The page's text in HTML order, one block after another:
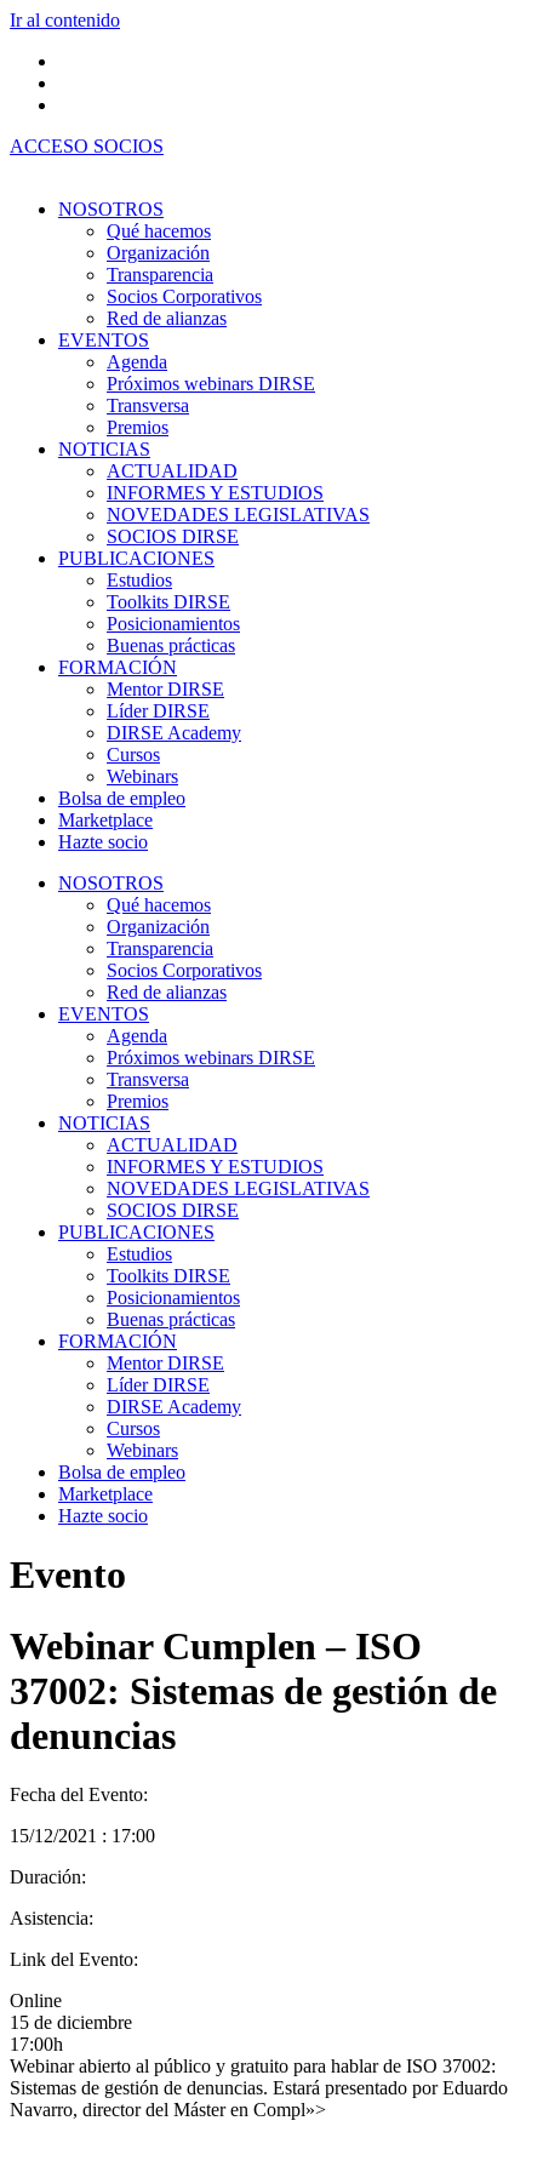
Ir al contenido
ACCESO SOCIOS
NOSOTROS
Qué hacemos
Organización
Transparencia
Socios Corporativos
Red de alianzas
EVENTOS
Agenda
Próximos webinars DIRSE
Transversa
Premios
NOTICIAS
ACTUALIDAD
INFORMES Y ESTUDIOS
NOVEDADES LEGISLATIVAS
SOCIOS DIRSE
PUBLICACIONES
Estudios
Toolkits DIRSE
Posicionamientos
Buenas prácticas
FORMACIÓN
Mentor DIRSE
Líder DIRSE
DIRSE Academy
Cursos
Webinars
Bolsa de empleo
Marketplace
Hazte socio
NOSOTROS
Qué hacemos
Organización
Transparencia
Socios Corporativos
Red de alianzas
EVENTOS
Agenda
Próximos webinars DIRSE
Transversa
Premios
NOTICIAS
ACTUALIDAD
INFORMES Y ESTUDIOS
NOVEDADES LEGISLATIVAS
SOCIOS DIRSE
PUBLICACIONES
Estudios
Toolkits DIRSE
Posicionamientos
Buenas prácticas
FORMACIÓN
Mentor DIRSE
Líder DIRSE
DIRSE Academy
Cursos
Webinars
Bolsa de empleo
Marketplace
Hazte socio
Evento
Webinar Cumplen – ISO
37002: Sistemas de gestión de
denuncias
Fecha del Evento:
15/12/2021 : 17:00
Duración:
Asistencia:
Link del Evento:
Online
15 de diciembre
17:00h
Webinar abierto al público y gratuito para hablar de ISO 37002:
Sistemas de gestión de denuncias. Estará presentado por Eduardo
Navarro, director del Máster en Compl»>